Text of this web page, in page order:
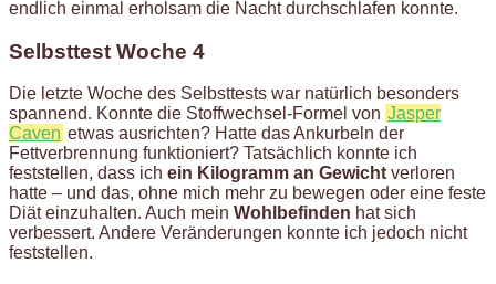
endlich einmal erholsam die Nacht durchschlafen konnte.
Selbsttest Woche 4
Die letzte Woche des Selbsttests war natürlich besonders
spannend. Konnte die Stoffwechsel-Formel von Jasper
Caven etwas ausrichten? Hatte das Ankurbeln der
Fettverbrennung funktioniert? Tatsächlich konnte ich
feststellen, dass ich ein Kilogramm an Gewicht verloren
hatte – und das, ohne mich mehr zu bewegen oder eine feste
Diät einzuhalten. Auch mein Wohlbefinden hat sich
verbessert. Andere Veränderungen konnte ich jedoch nicht
feststellen.